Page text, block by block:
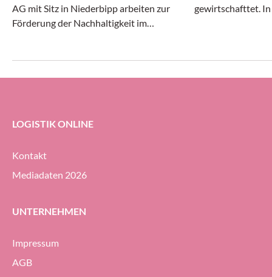
AG mit Sitz in Niederbipp arbeiten zur
Förderung der Nachhaltigkeit im
gewirtschafttet.
Prozent halten
LOGISTIK ONLINE
Kontakt
Mediadaten 2026
UNTERNEHMEN
Impressum
AGB